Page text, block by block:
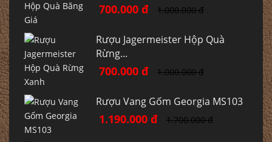
700.000 đ 1.000.000 đ
Rượu Jagermeister Hộp Quà
Rừng...
700.000 đ 1.000.000 đ
Rượu Vang Gốm Georgia MS103
1.190.000 đ 1.700.000 đ